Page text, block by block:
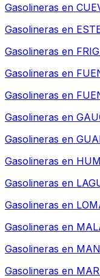
Gasolineras en
Gasolineras en
Gasolineras en
Gasolineras en
Gasolineras en
Gasolineras en
Gasolineras en
Gasolineras en
Gasolineras en
Gasolineras en
Gasolineras en
Gasolineras en
Gasolineras en